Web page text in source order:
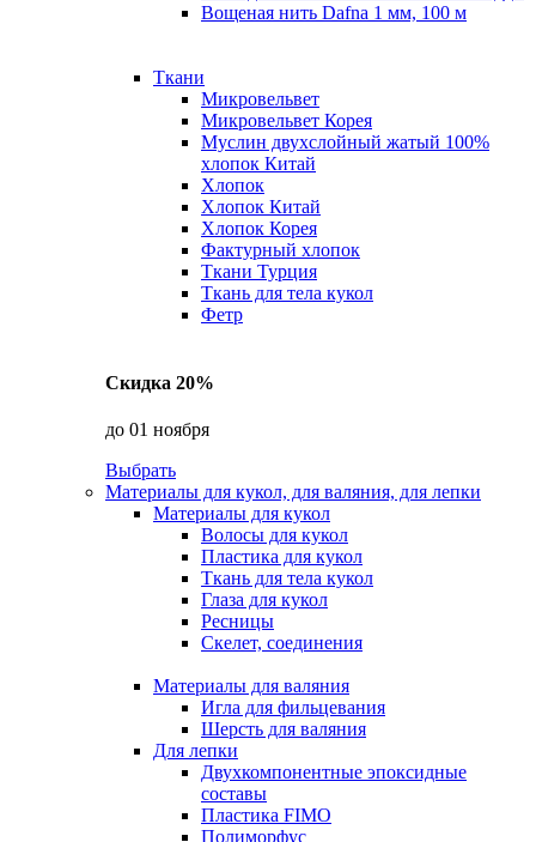
Вощеная нить Dafna 1 мм, 100 м
Ткани
Микровельвет
Микровельвет Корея
Муслин двухслойный жатый 100%
хлопок Китай
Хлопок
Хлопок Китай
Хлопок Корея
Фактурный хлопок
Ткани Турция
Ткань для тела кукол
Фетр
Скидка 20%
до 01 ноября
Выбрать
Материалы для кукол, для валяния, для лепки
Материалы для кукол
Волосы для кукол
Пластика для кукол
Ткань для тела кукол
Глаза для кукол
Ресницы
Скелет, соединения
Материалы для валяния
Игла для фильцевания
Шерсть для валяния
Для лепки
Двухкомпонентные эпоксидные
составы
Пластика FIMO
Полиморфус